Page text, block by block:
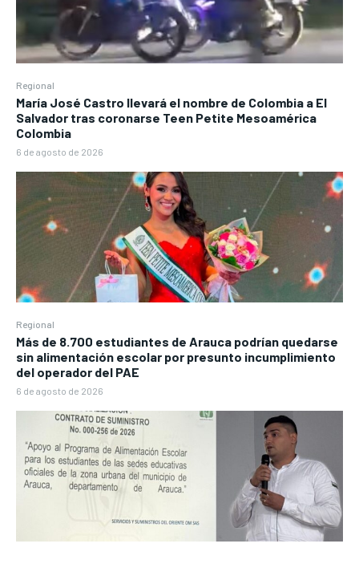
Regional
María José Castro llevará el nombre de Colombia a El
Salvador tras coronarse Teen Petite Mesoamérica
Colombia
6 de agosto de 2026
Regional
Más de 8.700 estudiantes de Arauca podrían quedarse
sin alimentación escolar por presunto incumplimiento
del operador del PAE
6 de agosto de 2026